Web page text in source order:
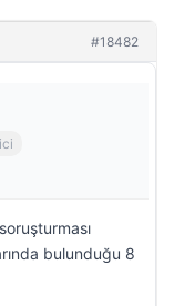
#18482
bulunduğu 8